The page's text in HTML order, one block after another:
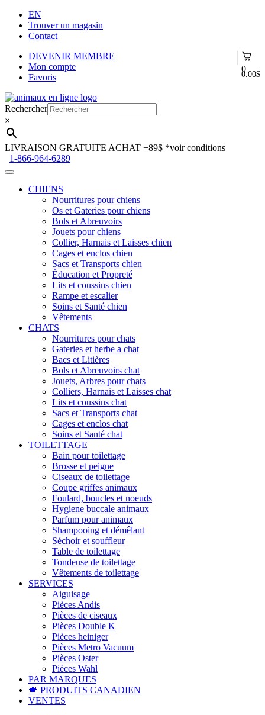
EN
Trouver un magasin
Contact
0
0.00$
DEVENIR MEMBRE
Mon compte
Favoris
Aller
à
la
navigation
Aller
au
contenu
Rechercher
×
LIVRAISON GRATUITE ACHAT +89$ *voir conditions
1-866-964-6289
CHIENS
Nourritures pour chiens
Os et Gateries pour chiens
Bols et Abreuvoirs
Jouets pour chiens
Collier, Harnais et Laisses chien
Cages et enclos chien
Sacs et Transports chien
Éducation et Propreté
Lits et coussins chien
Rampe et escalier
Soins et Santé chien
Vêtements
CHATS
Nourritures pour chats
Gateries et herbe a chat
Bacs et Litières
Bols et Abreuvoirs chat
Jouets, Arbres pour chats
Colliers, Harnais et Laisses chat
Lits et coussins chat
Sacs et Transports chat
Cages et enclos chat
Soins et Santé chat
TOILETTAGE
Bain pour toilettage
Brosse et peigne
Ciseaux de toilettage
Coupe griffes animaux
Foulard, boucles et noeuds
Hygiene buccale animaux
Parfum pour animaux
Shampooing et démêlant
Séchoir et souffleur
Table de toilettage
Tondeuse de toilettage
Vêtements de toilettage
SERVICES
Aiguisage
Pièces Andis
Pièces de ciseaux
Pièces Double K
Pièces heiniger
Pièces Metro Vacuum
Pièces Oster
Pièces Wahl
PAR MARQUES
🍁 PRODUITS CANADIEN
VENTES